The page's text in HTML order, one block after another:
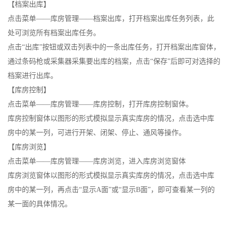
【档案出库】
点击菜单——库房管理——档案出库，打开档案出库任务列表，此
处可浏览所有档案出库任务。
点击“出库”按钮或双击列表中的一条出库任务，打开档案出库窗体，
通过条码枪或采集器采集要出库的档案，点击“保存”后即可对选择的
档案进行出库。
【库房控制】
点击菜单——库房管理——库房控制，打开库房控制窗体。
库房控制窗体以图形的形式模拟显示真实库房的情况，点击选中库
房中的某一列，可进行开架、闭架、停止、通风等操作。
【库房浏览】
点击菜单——库房管理——库房浏览，进入库房浏览窗体
库房浏览窗体以图形的形式模拟显示真实库房的情况，点击选中库
房中的某一列，再点击“显示A面”或“显示B面”，即可查看某一列的
某一面的具体情况。